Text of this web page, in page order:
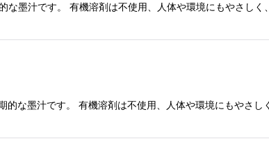
墨汁です。 有機溶剤は不使用、人体や環境にもやさし
な墨汁です。 有機溶剤は不使用、人体や環境にもやさ